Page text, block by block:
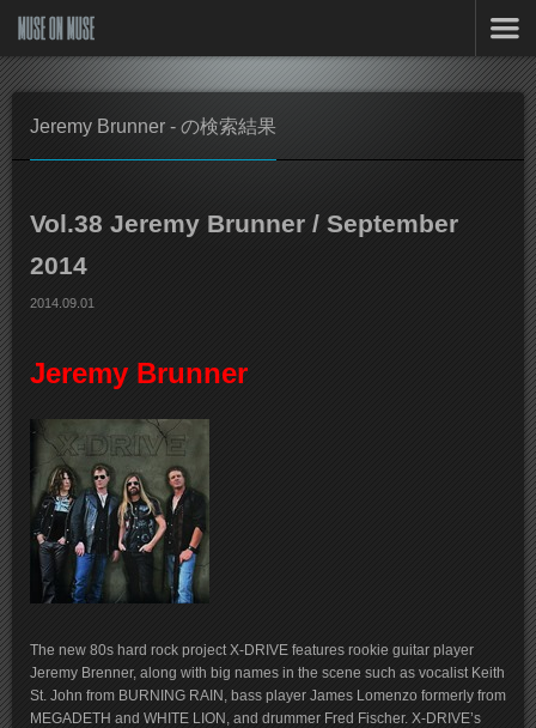
MUSE ON MUSE
Jeremy Brunner - の検索結果
Vol.38 Jeremy Brunner / September
2014
2014.09.01
Jeremy Brunner
The new 80s hard rock project X-DRIVE features rookie guitar player
Jeremy Brenner, along with big names in the scene such as vocalist Keith
St. John from BURNING RAIN, bass player James Lomenzo formerly from
MEGADETH and WHITE LION, and drummer Fred Fischer. X-DRIVE’s